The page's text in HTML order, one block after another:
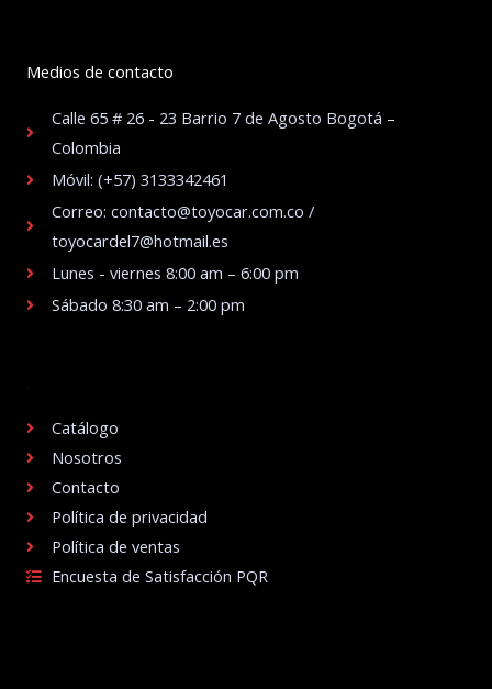
Medios de contacto
Calle 65 # 26 - 23 Barrio 7 de Agosto Bogotá –
Colombia
Móvil: (+57) 3133342461
Correo: contacto@toyocar.com.co /
toyocardel7@hotmail.es
Lunes - viernes 8:00 am – 6:00 pm
Sábado 8:30 am – 2:00 pm
Catálogo
Nosotros
Contacto
Política de privacidad
Política de ventas
Encuesta de Satisfacción PQR